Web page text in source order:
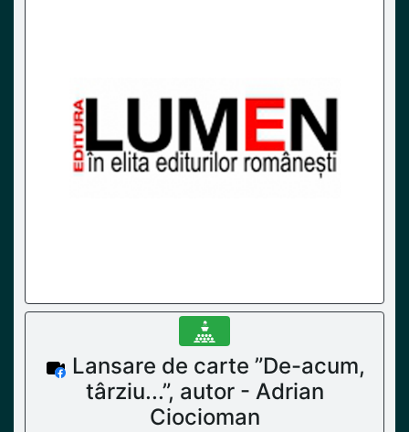
Lansare de carte ”De-acum,
târziu...”, autor - Adrian
Ciocioman